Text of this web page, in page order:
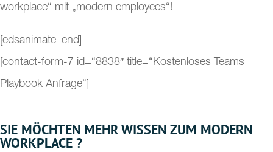
workplace“ mit „modern employees“!
[edsanimate_end]
[contact-form-7 id=“8838″ title=“Kostenloses Teams
Playbook Anfrage“]
SIE MÖCHTEN MEHR WISSEN ZUM MODERN
WORKPLACE ?